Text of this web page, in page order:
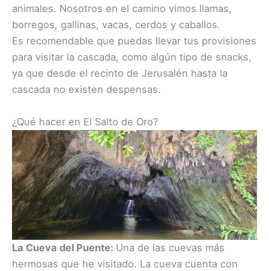
animales. Nosotros en el camino vimos llamas,
borregos, gallinas, vacas, cerdos y caballos.
Es recomendable que puedas llevar tus provisiones
para visitar la cascada, como algún tipo de snacks,
ya que desde el recinto de Jerusalén hasta la
cascada no existen despensas.
¿Qué hacer en El Salto de Oro?
La Cueva del Puente: Una de las cuevas más
hermosas que he visitado. La cueva cuenta con